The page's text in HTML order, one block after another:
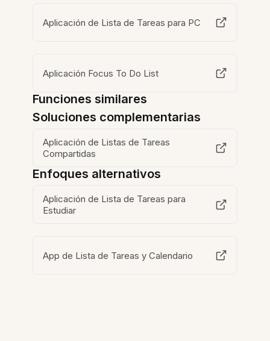
Aplicación de Lista de Tareas para PC
Aplicación Focus To Do List
Funciones similares
Soluciones complementarias
Aplicación de Listas de Tareas
Compartidas
Enfoques alternativos
Aplicación de Lista de Tareas para
Estudiar
App de Lista de Tareas y Calendario